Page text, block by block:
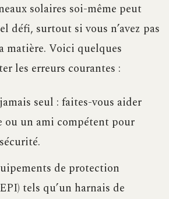
solaires soi-même peut
défi, surtout si vous n’avez pas
matière. Voici quelques
les erreurs courantes :
seul : faites-vous aider
ou un ami compétent pour
de protection
tels qu’un harnais de